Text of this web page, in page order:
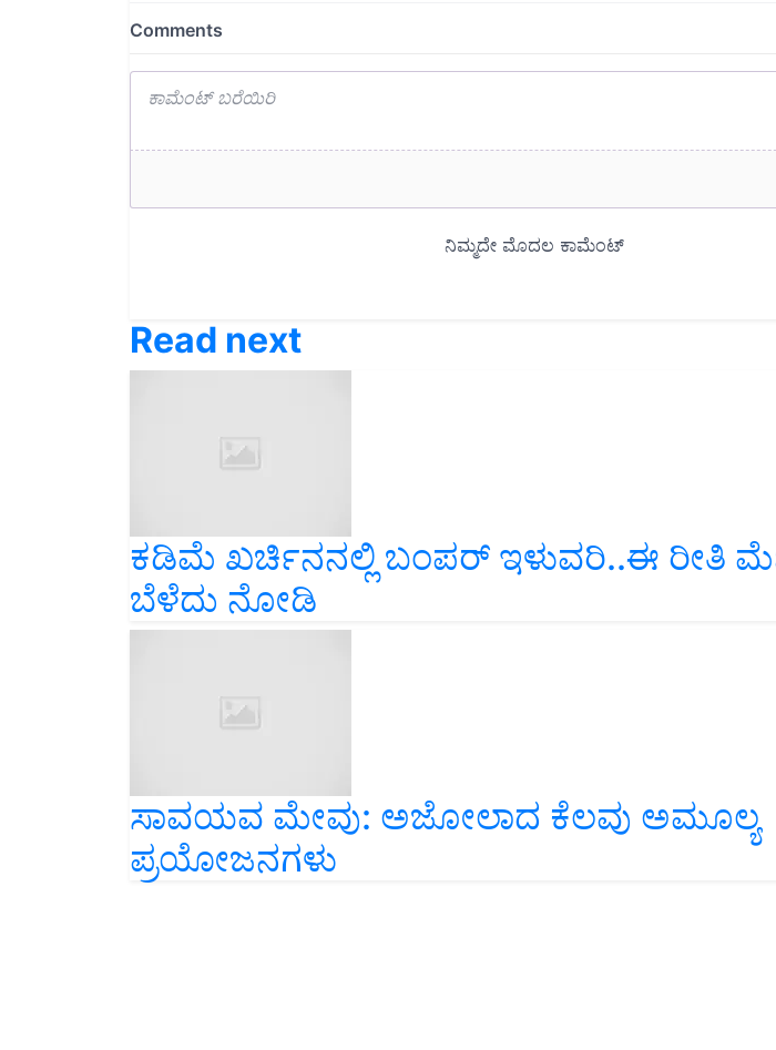
ಕಡಿಮೆ ಖರ್ಚಿನನಲ್ಲಿ ಬಂಪರ್‌ ಇಳುವರಿ..ಈ ರೀತಿ
ಬೆಳೆದು ನೋಡಿ
ಸಾವಯವ ಮೇವು: ಅಜೋಲಾದ ಕೆಲವು ಅಮೂಲ್ಯ
ಪ್ರಯೋಜನಗಳು